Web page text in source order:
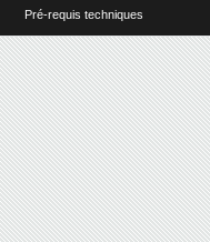
Pré-requis techniques